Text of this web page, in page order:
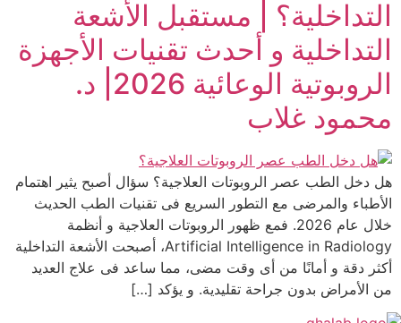
التداخلية؟ | مستقبل الأشعة
التداخلية و أحدث تقنيات الأجهزة
الروبوتية الوعائية 2026| د.
محمود غلاب
هل دخل الطب عصر الروبوتات العلاجية؟ سؤال أصبح يثير اهتمام
الأطباء والمرضى مع التطور السريع فى تقنيات الطب الحديث
خلال عام 2026. فمع ظهور الروبوتات العلاجية و أنظمة
Artificial Intelligence in Radiology، أصبحت الأشعة التداخلية
أكثر دقة و أمانًا من أى وقت مضى، مما ساعد فى علاج العديد
من الأمراض بدون جراحة تقليدية. و يؤكد […]